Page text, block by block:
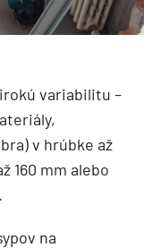
variabilitu –
v hrúbke až
160 mm alebo
na